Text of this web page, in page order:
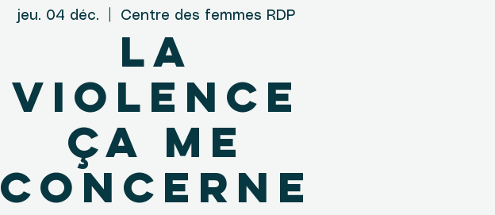
jeu. 04 déc. Centre des femmes RDP
La
violence
ça me
concerne